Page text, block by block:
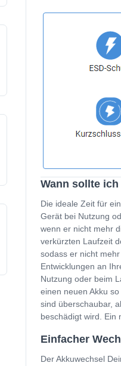
Wann sollte ich
Die ideale Zeit für
Gerät bei Nutzung
wenn er nicht mehr
verkürzten Laufzeit
sodass er nicht
Entwicklungen an
Nutzung oder beim
einen neuen Akku
sind überschaubar,
beschädigt wird. Ein
Einfacher
Der Akkuwechsel